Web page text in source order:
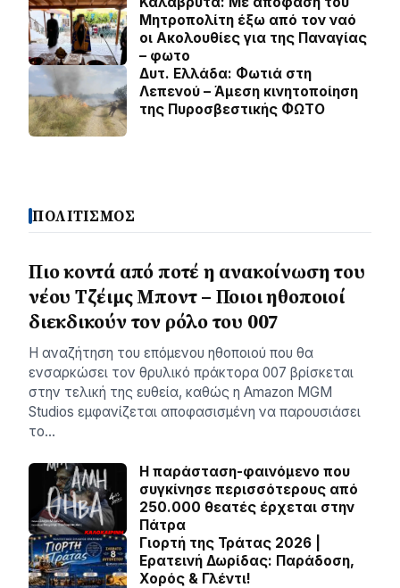
Μητροπολίτη έξω από τον ναό
οι Ακολουθίες για της Παναγίας
– φωτο
Δυτ. Ελλάδα: Φωτιά στη
Λεπενού – Άμεση κινητοποίηση
της Πυροσβεστικής ΦΩΤΟ
ΠΟΛΙΤΙΣΜΟΣ
Πιο κοντά από ποτέ η ανακοίνωση του
νέου Τζέιμς Μποντ – Ποιοι ηθοποιοί
διεκδικούν τον ρόλο του 007
Η αναζήτηση του επόμενου ηθοποιού που θα
ενσαρκώσει τον θρυλικό πράκτορα 007 βρίσκεται
στην τελική της ευθεία, καθώς η Amazon MGM
Studios εμφανίζεται αποφασισμένη να παρουσιάσει
το…
Η παράσταση-φαινόμενο που
συγκίνησε περισσότερους από
250.000 θεατές έρχεται στην
Πάτρα
Γιορτή της Τράτας 2026 |
Ερατεινή Δωρίδας: Παράδοση,
Χορός & Γλέντι!